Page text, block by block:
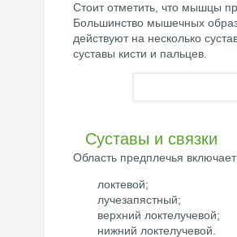
Стоит отметить, что мышцы
Большинство мышечных
действуют на несколько
суставы кисти и пальцев.
Суставы и связки
Область предплечья
локтевой;
лучезапястный;
верхний локтелучевой;
нижний локтелучевой.